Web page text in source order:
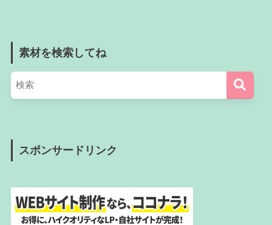
素材を検索してね
スポンサードリンク